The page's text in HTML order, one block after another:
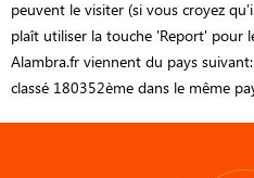
peuvent le visiter (si vous croyez
plaît utiliser la touche 'Report' pour
Alambra.fr viennent du pays
classé 180352ème dans le même